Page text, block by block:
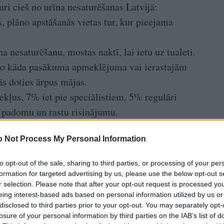
Not Process My Personal Information
opt-out of the sale, sharing to third parties, or processing of your
for targeted advertising by us, please use the below opt-out
selection. Please note that after your opt-out request is processed
interest-based ads based on personal information utilized by us
to third parties prior to your opt-out. You may separately
of your personal information by third parties on the IAB’s list of
cieš no urīna nesaturēšanas Latvijā:
plāno apstāšanās vietas tur, kur pieejama
nesaturēšanu, mostas naktī, lai ietu uz tualeti.
kāda pasākuma apmeklējuma vai ierastajām
doties ārpus mājas.
7% iet pie speciālistiem, 5% regulāri
un rastu risinājumu.
urīna nesaturēšanas aprūpei ir iekļauti valsts
un došanās pie ārsta ir pirmais solis uz
lai urīna nesaturēšana netraucētu ikdienā, var
higiēnas preces, kuras palīdzēs cilvēkiem
aktivitātes. Satraucoša ziņa ir tāda, ka 53%
lai šo problēmu risinātu. Krietni biežāk to